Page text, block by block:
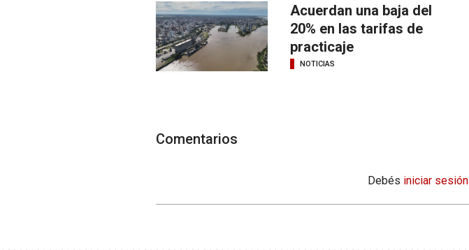
Acuerdan una baja del
20% en las tarifas de
practicaje
NOTICIAS
Comentarios
Debés iniciar sesión